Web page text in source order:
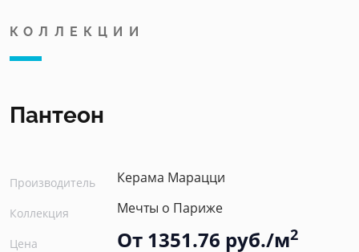
КОЛЛЕКЦИИ
Пантеон
Производитель Керама Марацци
Коллекция Мечты о Париже
Цена От 1351.76 руб./м2